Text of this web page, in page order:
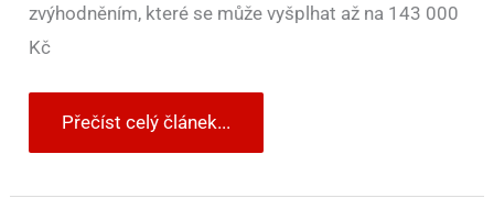
zvýhodněním, které se může vyšplhat až na 143 000
Kč
Přečíst celý článek...